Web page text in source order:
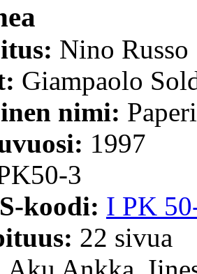
Nino Russo
Giampaolo
nimi:
1997
3
koodi: I PK
22 sivua